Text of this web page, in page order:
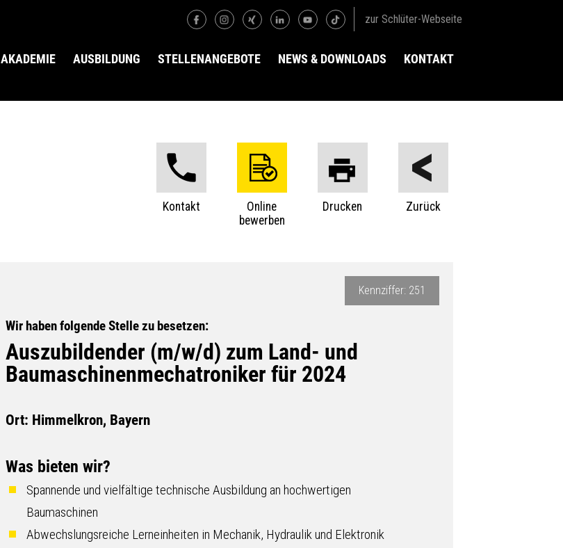
zur Schlüter-Webseite
AKADEMIE AUSBILDUNG STELLENANGEBOTE NEWS & DOWNLOADS KONTAKT
Kontakt
Online
bewerben
Drucken Zurück
Kennziffer: 251
Wir haben folgende Stelle zu besetzen:
Auszubildender (m/w/d) zum Land- und
Baumaschinenmechatroniker für 2024
Ort: Himmelkron, Bayern
Was bieten wir?
Spannende und vielfältige technische Ausbildung an hochwertigen
Baumaschinen
Abwechslungsreiche Lerneinheiten in Mechanik, Hydraulik und Elektronik